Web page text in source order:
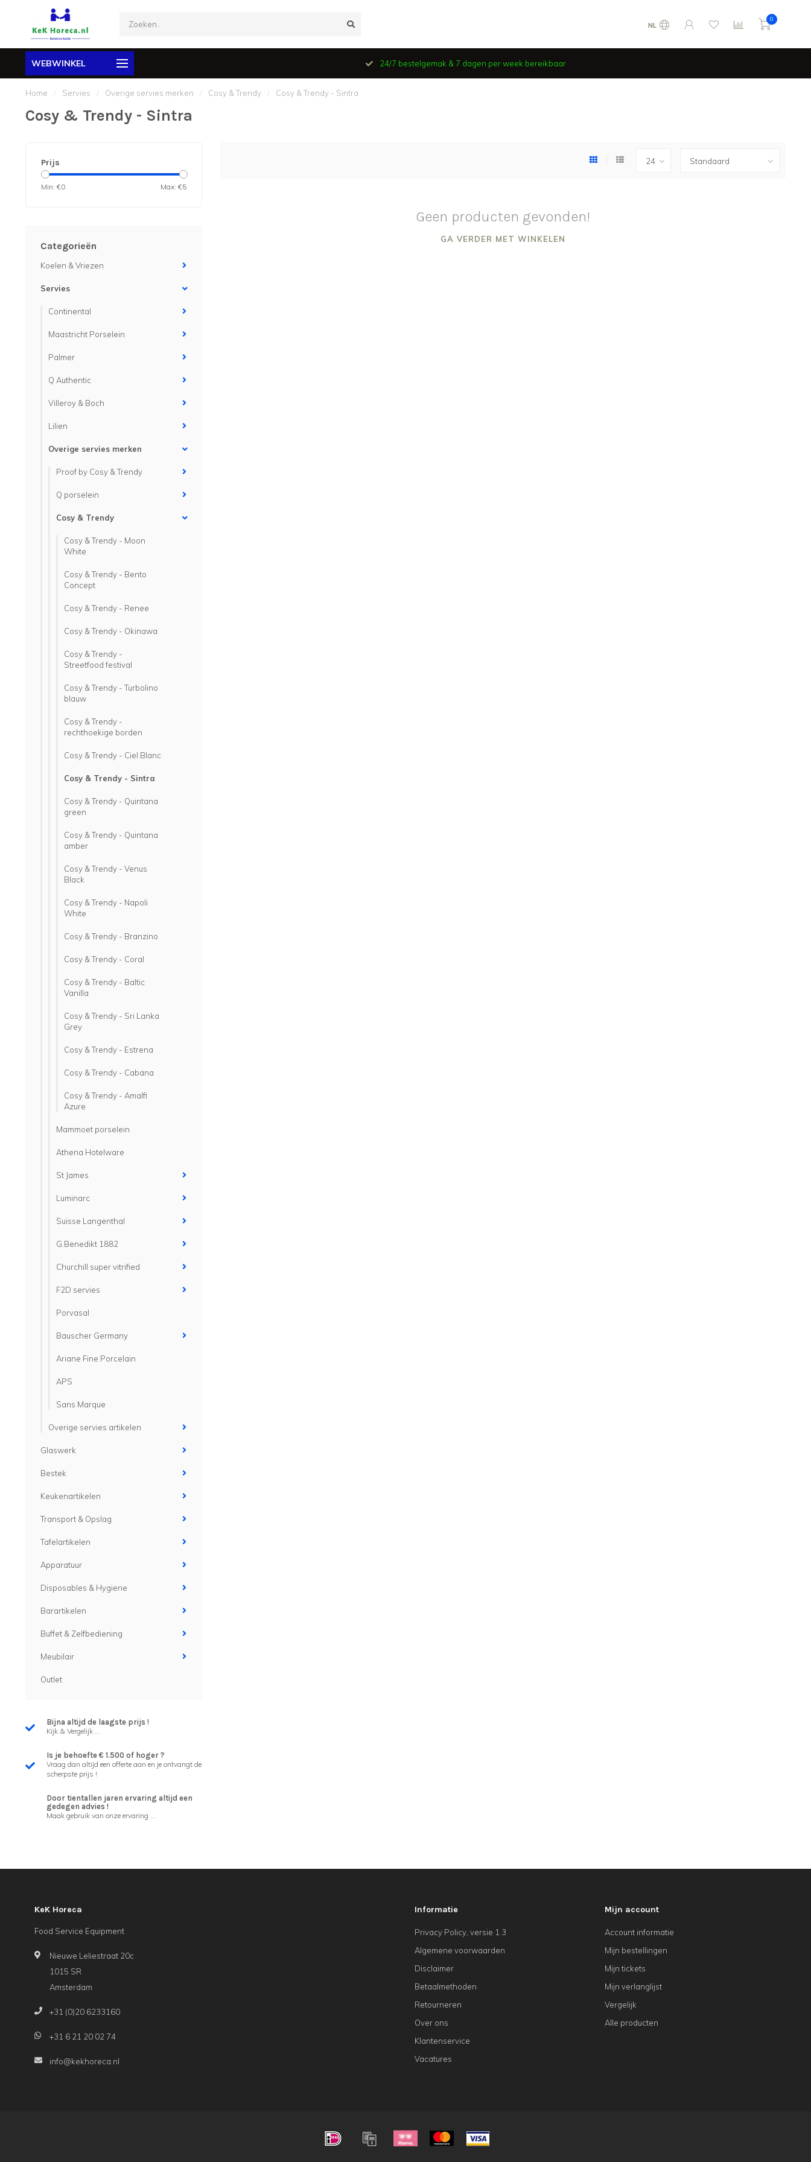
NL
0
WEBWINKEL 24/7 bestelgemak & 7 dagen per week bereikbaar
Home / Servies / Overige servies merken / Cosy & Trendy / Cosy & Trendy - Sintra
Cosy & Trendy - Sintra
Prijs
Min: €0 Max: €5
Categorieën
Koelen & Vriezen
Servies
Continental
Maastricht Porselein
Palmer
Q Authentic
Villeroy & Boch
Lilien
Overige servies merken
Proof by Cosy & Trendy
Q porselein
Cosy & Trendy
Cosy & Trendy - Moon
White
Cosy & Trendy - Bento
Concept
Cosy & Trendy - Renee
Cosy & Trendy - Okinawa
Cosy & Trendy -
Streetfood festival
Cosy & Trendy - Turbolino
blauw
Cosy & Trendy -
rechthoekige borden
Cosy & Trendy - Ciel Blanc
Cosy & Trendy - Sintra
Cosy & Trendy - Quintana
green
Cosy & Trendy - Quintana
amber
Cosy & Trendy - Venus
Black
Cosy & Trendy - Napoli
White
Cosy & Trendy - Branzino
Cosy & Trendy - Coral
Cosy & Trendy - Baltic
Vanilla
Cosy & Trendy - Sri Lanka
Grey
Cosy & Trendy - Estrena
Cosy & Trendy - Cabana
Cosy & Trendy - Amalfi
Azure
Mammoet porselein
Athena Hotelware
St James
Luminarc
Suisse Langenthal
G.Benedikt 1882
Churchill super vitrified
F2D servies
Porvasal
Bauscher Germany
Ariane Fine Porcelain
APS
Sans Marque
Overige servies artikelen
Glaswerk
Bestek
Keukenartikelen
Transport & Opslag
Tafelartikelen
Apparatuur
Disposables & Hygiene
Barartikelen
Buffet & Zelfbediening
Meubilair
Outlet
Bijna altijd de laagste prijs !
Kijk & Vergelijk ...
Is je behoefte € 1.500 of hoger ?
Vraag dan altijd een offerte aan en je ontvangt de
scherpste prijs !
Door tientallen jaren ervaring altijd een
gedegen advies !
Maak gebruik van onze ervaring ...
Geen producten gevonden!
GA VERDER MET WINKELEN
KeK Horeca
Food Service Equipment
Nieuwe Leliestraat 20c
1015 SR
Amsterdam
+31 (0)20 6233160
+31 6 21 20 02 74
info@kekhoreca.nl
Informatie
Privacy Policy, versie 1.3
Algemene voorwaarden
Disclaimer
Betaalmethoden
Retourneren
Over ons
Klantenservice
Vacatures
Mijn account
Account informatie
Mijn bestellingen
Mijn tickets
Mijn verlanglijst
Vergelijk
Alle producten